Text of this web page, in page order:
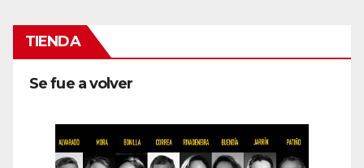
TIENDA
Se fue a volver